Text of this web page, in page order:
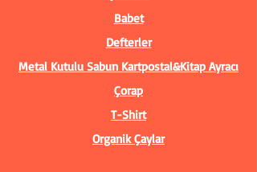
Babet
Defterler
Metal Kutulu Sabun Kartpostal&Kitap Ayracı
Çorap
T-Shirt
Organik Çaylar